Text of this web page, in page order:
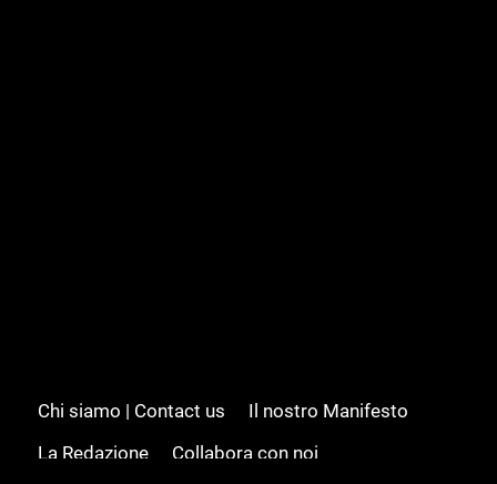
Chi siamo | Contact us
Il nostro Manifesto
La Redazione
Collabora con noi